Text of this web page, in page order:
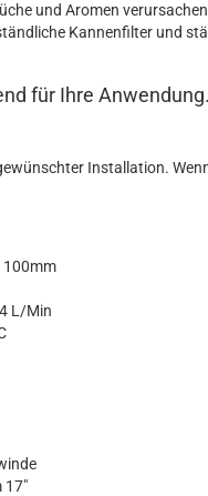
und Aromen
Kannenfilter und
für Ihre Anwendung.
Installation.
100mm
L/Min
17"